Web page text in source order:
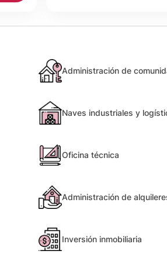
Administración de
Naves industriales y
Oficina técnica
Administración de
Inversión inmobiliaria